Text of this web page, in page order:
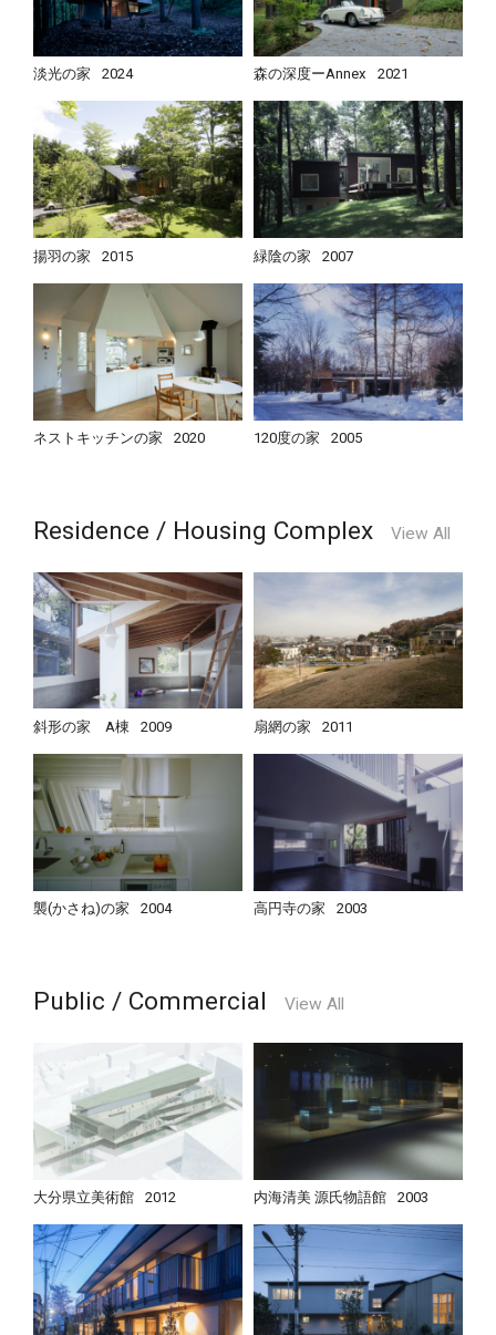
淡光の家 2024 森の深度ーAnnex 2021
揚羽の家 2015 緑陰の家 2007
ネストキッチンの家 2020 120度の家 2005
Residence / Housing Complex View All
斜形の家 A棟 2009 扇網の家 2011
襲(かさね)の家 2004 高円寺の家 2003
Public / Commercial View All
大分県立美術館 2012 内海清美 源氏物語館 2003